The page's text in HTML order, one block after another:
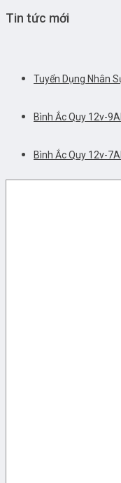
Tin tức mới
Tuyển Dụng Nhân
Bình Ắc Quy 12v-
Bình Ắc Quy 12v-